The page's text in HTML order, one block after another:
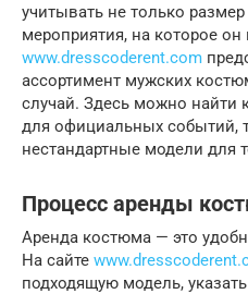
учитывать не только
мероприятия, на которое
www.dresscoderent.com
ассортимент мужских
случай. Здесь можно найти
для официальных событий,
нестандартные модели для
Процесс аренды
Аренда костюма — это
На сайте
подходящую модель,